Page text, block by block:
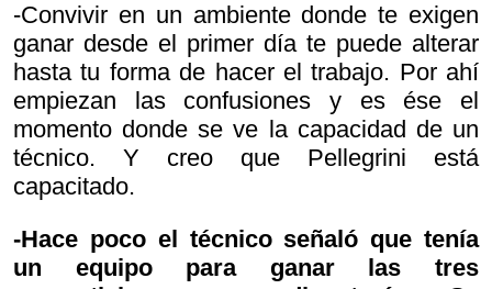
-Convivir en un ambiente donde te exigen
ganar desde el primer día te puede alterar
hasta tu forma de hacer el trabajo. Por ahí
empiezan las confusiones y es ése el
momento donde se ve la capacidad de un
técnico. Y creo que Pellegrini está
capacitado.
-Hace poco el técnico señaló que tenía
un equipo para ganar las tres